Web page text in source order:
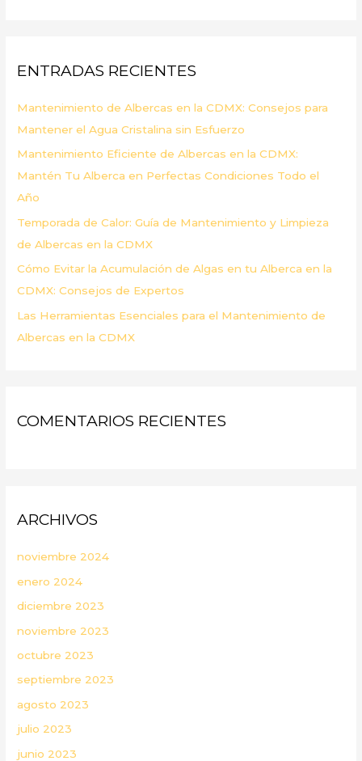
r
o
r
:
ENTRADAS RECIENTES
Mantenimiento de Albercas en la CDMX: Consejos para
Mantener el Agua Cristalina sin Esfuerzo
Mantenimiento Eficiente de Albercas en la CDMX:
Mantén Tu Alberca en Perfectas Condiciones Todo el
Año
Temporada de Calor: Guía de Mantenimiento y Limpieza
de Albercas en la CDMX
Cómo Evitar la Acumulación de Algas en tu Alberca en la
CDMX: Consejos de Expertos
Las Herramientas Esenciales para el Mantenimiento de
Albercas en la CDMX
COMENTARIOS RECIENTES
ARCHIVOS
noviembre 2024
enero 2024
diciembre 2023
noviembre 2023
octubre 2023
septiembre 2023
agosto 2023
julio 2023
junio 2023